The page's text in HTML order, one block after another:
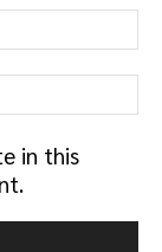
in this